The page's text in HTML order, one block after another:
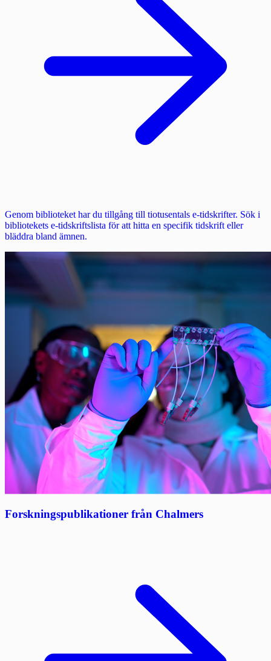
Genom biblioteket har du tillgång till tiotusentals e‑tidskrifter. Sök i
bibliotekets e-tidskriftslista för att hitta en specifik tidskrift eller
bläddra bland ämnen.
Forskningspublikationer från Chalmers